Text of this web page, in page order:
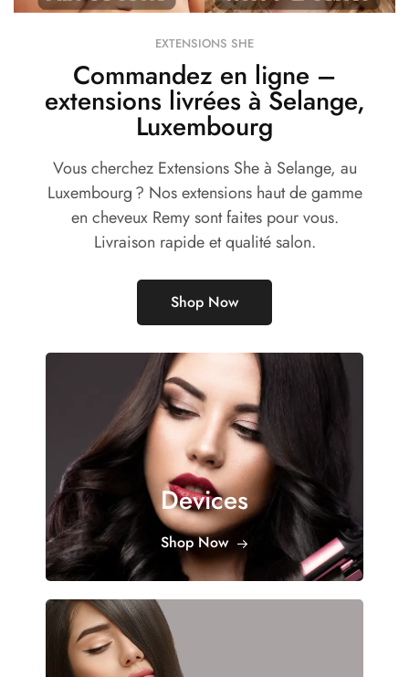
EXTENSIONS SHE
Commandez en ligne –
extensions livrées à Selange,
Luxembourg
Vous cherchez Extensions She à Selange, au
Luxembourg ? Nos extensions haut de gamme
en cheveux Remy sont faites pour vous.
Livraison rapide et qualité salon.
Shop Now
Devices
Shop Now